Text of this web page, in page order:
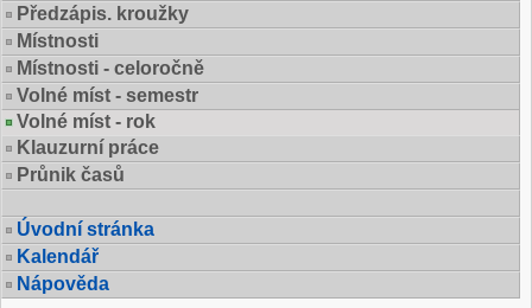
Předzápis. kroužky
Místnosti
Místnosti - celoročně
Volné míst - semestr
Volné míst - rok
Klauzurní práce
Průnik časů
Úvodní stránka
Kalendář
Nápověda